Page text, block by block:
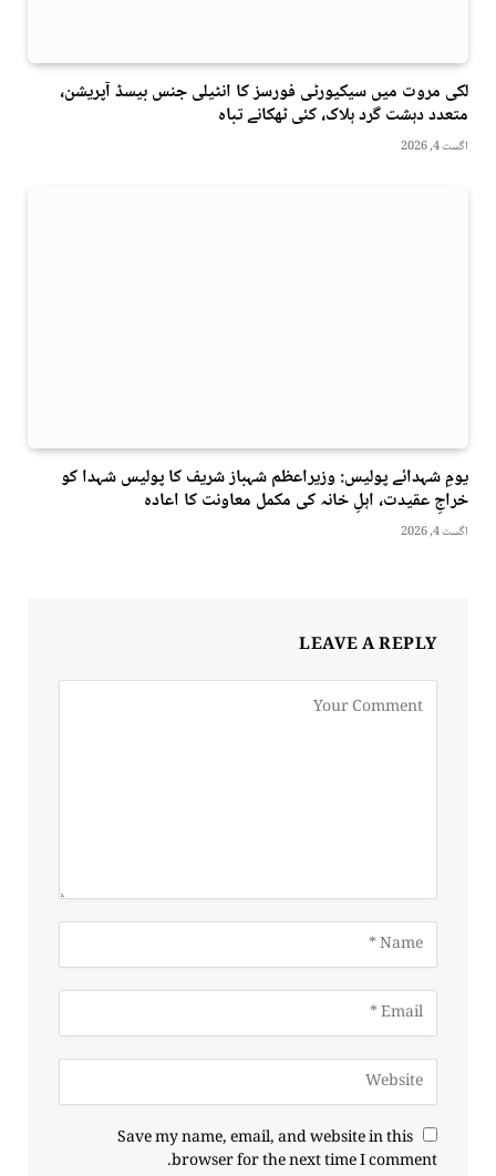
لکی مروت میں سیکیورٹی فورسز کا انٹیلی جنس بیسڈ آپریشن،
متعدد دہشت گرد ہلاک، کئی ٹھکانے تباہ
اگست 4, 2026
یومِ شہدائے پولیس: وزیراعظم شہباز شریف کا پولیس شہدا کو
خراجِ عقیدت، اہلِ خانہ کی مکمل معاونت کا اعادہ
اگست 4, 2026
LEAVE A REPLY
Save my name, email, and website in this
browser for the next time I comment.